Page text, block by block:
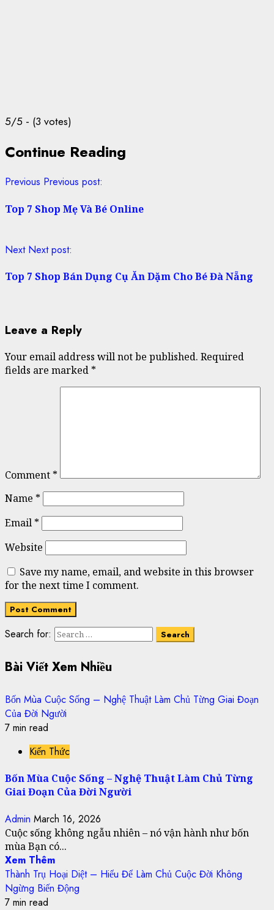
5/5 - (3 votes)
Continue Reading
Previous Previous post:
Top 7 Shop Mẹ Và Bé Online
Next Next post:
Top 7 Shop Bán Dụng Cụ Ăn Dặm Cho Bé Đà Nẵng
Leave a Reply
Your email address will not be published. Required
fields are marked *
Comment *
Name *
Email *
Website
Save my name, email, and website in this browser
for the next time I comment.
Search for:
Bài Viết Xem Nhiều
Bốn Mùa Cuộc Sống – Nghệ Thuật Làm Chủ Từng Giai Đoạn
Của Đời Người
7 min read
Kiến Thức
Bốn Mùa Cuộc Sống – Nghệ Thuật Làm Chủ Từng
Giai Đoạn Của Đời Người
Admin March 16, 2026
Cuộc sống không ngẫu nhiên – nó vận hành như bốn
mùa Bạn có...
Xem Thêm
Thành Trụ Hoại Diệt – Hiểu Để Làm Chủ Cuộc Đời Không
Ngừng Biến Động
7 min read